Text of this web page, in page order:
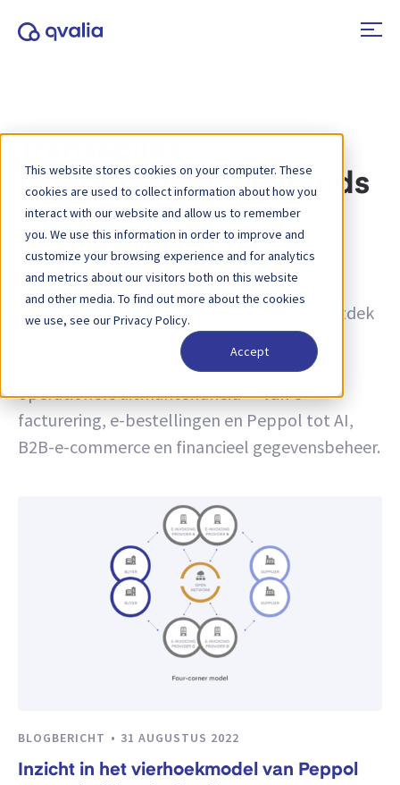
This website stores cookies on your computer. These
cookies are used to collect information about how you
interact with our website and allow us to remember
you. We use this information in order to improve and
customize your browsing experience and for analytics
and metrics about our visitors both on this website
and other media. To find out more about the cookies
we use, see our Privacy Policy.
Accept
technologieën en trends
Tag:
Inzichten in transacties, technologieën en
trends, en nieuws over productupdates. Ontdek
hoe u processen kunt verbeteren en hoe u
transactiegegevens kunt inzetten voor
operationele uitmuntendheid — van e-
facturering, e-bestellingen en Peppol tot AI,
B2B-e-commerce en financieel gegevensbeheer.
BLOGBERICHT 31 AUGUSTUS 2022
Inzicht in het vierhoekmodel van Peppol